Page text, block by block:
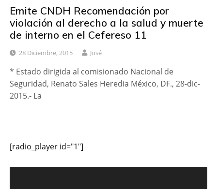
Emite CNDH Recomendación por
violación al derecho a la salud y muerte
de interno en el Cefereso 11
28 Diciembre, 2015 José
* Estado dirigida al comisionado Nacional de
Seguridad, Renato Sales Heredia México, DF., 28-dic-
2015.- La
[radio_player id="1"]